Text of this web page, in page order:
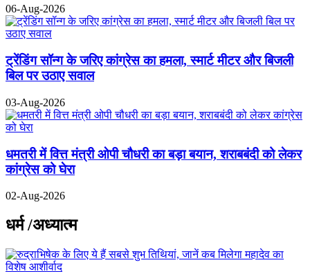
06-Aug-2026
ट्रेंडिंग सॉन्ग के जरिए कांग्रेस का हमला, स्मार्ट मीटर और बिजली
बिल पर उठाए सवाल
03-Aug-2026
धमतरी में वित्त मंत्री ओपी चौधरी का बड़ा बयान, शराबबंदी को लेकर
कांग्रेस को घेरा
02-Aug-2026
धर्म /अध्यात्म